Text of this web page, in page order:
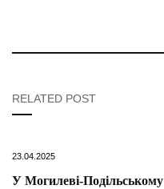
RELATED POST
23.04.2025
У Могилеві-Подільському